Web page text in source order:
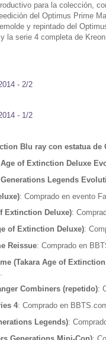
para la colección,
del Optimus Prime
y repintado del
la serie 4 completa de Kreon
Blu ray con estatua
of Extinction Deluxe
Legends
: Comprado en evento
Extinction Deluxe):
of Extinction Deluxe):
Reissue: Comprado en
(Takara Age of
Combiners (repetido):
4: Comprado en
Legends):